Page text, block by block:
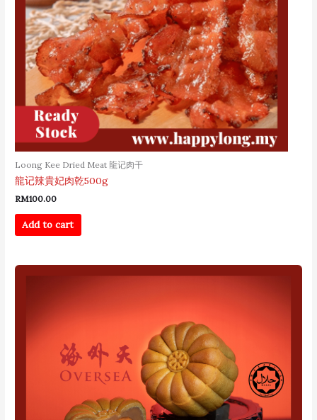
Loong Kee Dried Meat 龍记肉干
龍记辣貴妃肉乾500g
RM100.00
Add to cart